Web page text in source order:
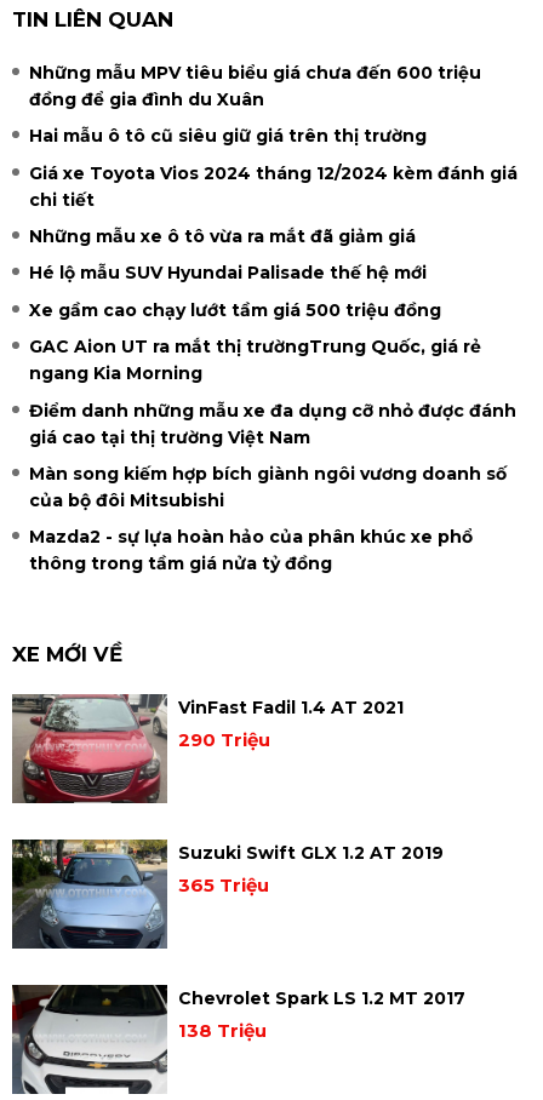
TIN LIÊN QUAN
Những mẫu MPV tiêu biểu giá chưa đến 600 triệu
đồng để gia đình du Xuân
Hai mẫu ô tô cũ siêu giữ giá trên thị trường
Giá xe Toyota Vios 2024 tháng 12/2024 kèm đánh giá
chi tiết
Những mẫu xe ô tô vừa ra mắt đã giảm giá
Hé lộ mẫu SUV Hyundai Palisade thế hệ mới
Xe gầm cao chạy lướt tầm giá 500 triệu đồng
GAC Aion UT ra mắt thị trườngTrung Quốc, giá rẻ
ngang Kia Morning
Điểm danh những mẫu xe đa dụng cỡ nhỏ được đánh
giá cao tại thị trường Việt Nam
Màn song kiếm hợp bích giành ngôi vương doanh số
của bộ đôi Mitsubishi
Mazda2 - sự lựa hoàn hảo của phân khúc xe phổ
thông trong tầm giá nửa tỷ đồng
XE MỚI VỀ
VinFast Fadil 1.4 AT 2021
290 Triệu
Suzuki Swift GLX 1.2 AT 2019
365 Triệu
Chevrolet Spark LS 1.2 MT 2017
138 Triệu